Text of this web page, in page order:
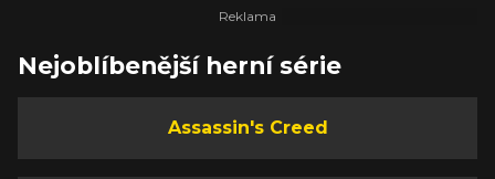
Nejoblíbenější herní série
Assassin's Creed